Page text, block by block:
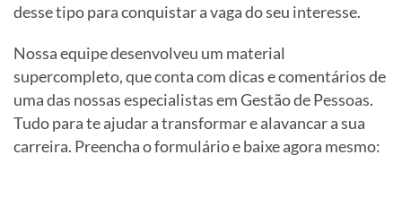
desse tipo para conquistar a vaga do seu interesse.
Nossa equipe desenvolveu um material
supercompleto, que conta com dicas e comentários de
uma das nossas especialistas em Gestão de Pessoas.
Tudo para te ajudar a transformar e alavancar a sua
carreira. Preencha o formulário e baixe agora mesmo: